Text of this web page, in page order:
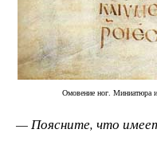
Омовение ног. Миниатюра
— Поясните, что